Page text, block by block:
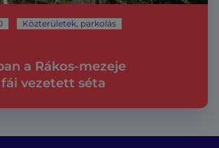
Közterületek, parkolás
a Rákos-mezeje
vezetett séta